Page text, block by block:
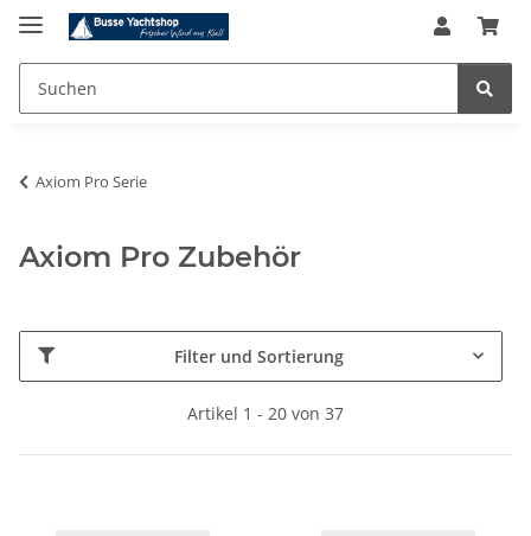
Axiom Pro Serie
Axiom Pro Zubehör
Filter und Sortierung
Artikel 1 - 20 von 37